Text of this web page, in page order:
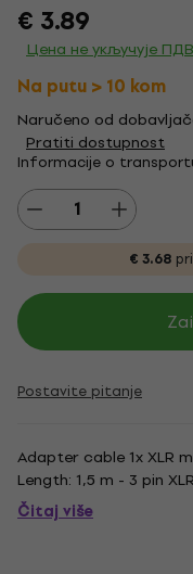
€ 3.89
Цена не укључује
Na putu > 10 kom
Naručeno od
Pratiti dostupnost
Informacije o
€ 3.68
Postavite pitanje
Adapter cable 1x XLR
Length: 1,5 m - 3 pin
Čitaj više